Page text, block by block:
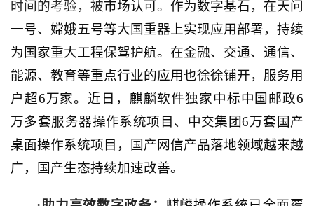
时间的考验，被市场认可。作为数字基石，在天问
一号、嫦娥五号等大国重器上实现应用部署，持续
为国家重大工程保驾护航。在金融、交通、通信、
能源、教育等重点行业的应用也徐徐铺开，服务用
户超6万家。近日，麒麟软件独家中标中国邮政6
万多套服务器操作系统项目、中交集团6万套国产
桌面操作系统项目，国产网信产品落地领域越来越
广，国产生态持续加速改善。